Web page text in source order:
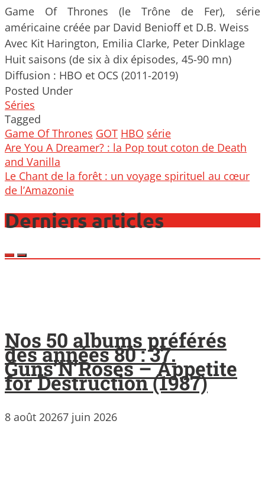
Game Of Thrones (le Trône de Fer), série
américaine créée par David Benioff et D.B. Weiss
Avec Kit Harington, Emilia Clarke, Peter Dinklage
Huit saisons (de six à dix épisodes, 45-90 mn)
Diffusion : HBO et OCS (2011-2019)
Posted Under
Séries
Tagged
Game Of Thrones GOT HBO série
Post
navigation
Are You A Dreamer? : la Pop tout coton de Death
and Vanilla
Le Chant de la forêt : un voyage spirituel au cœur
de l’Amazonie
Derniers articles
Nos 50 albums préférés
des années 80 : 37.
Guns’N’Roses – Appetite
for Destruction (1987)
8 août 20267 juin 2026